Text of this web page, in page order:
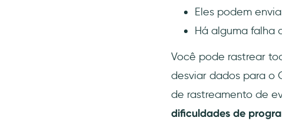
Eles podem
Há alguma falha
Você pode rastrear
desviar dados para o
de rastreamento de
dificuldades de